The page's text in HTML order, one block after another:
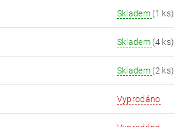
Skladem (1 ks)
Skladem (4 ks)
Skladem (2 ks)
Vyprodáno